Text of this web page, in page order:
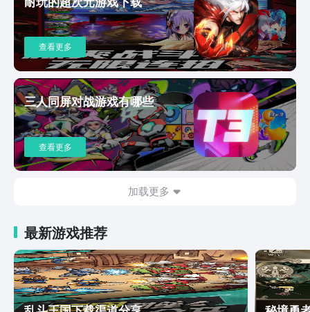
弱点制定有效的战术，将成为你通关的关键。游戏中丰富
的技能系统和多样的角色能力，为战斗带来了更多的可能
性。你可以通过合理分配角色的能力点数，搭配出最适合
当前战斗的组合。同时，角色的行动顺序安排、技能的释
放时机等因素也将直接影响战斗的结果。代号界中的探索
元素极为丰富，给玩家带来了前所未有的冒险体验。在游
戏中，隐藏路径和秘密地点遍布各个角落，等待着你去发
掘。通过仔细观察场景中的细节，解开各种谜题，你可以
获得珍贵的资源和强力的装备。这些探索内容不仅丰富了
游戏的玩法层次，也极大地增加了游戏的可玩性和耐玩
性。每一次成功解开谜题，都会让你产生强烈的成就感，
而这些隐藏的奖励也将为你后续的冒险之旅提供强有力的
支持。以上就是代号界测试服下载地址介绍的内容了。代
冒险之旅了吗？不妨进入代号界，让这个神秘世界为你揭
示无尽的可能性。
查看更多
三人同屏对战游戏有哪些
查看更多
加载更多
最新游戏推荐